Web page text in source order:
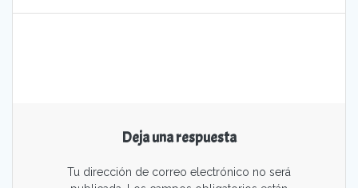
Deja una respuesta
Tu dirección de correo electrónico no será